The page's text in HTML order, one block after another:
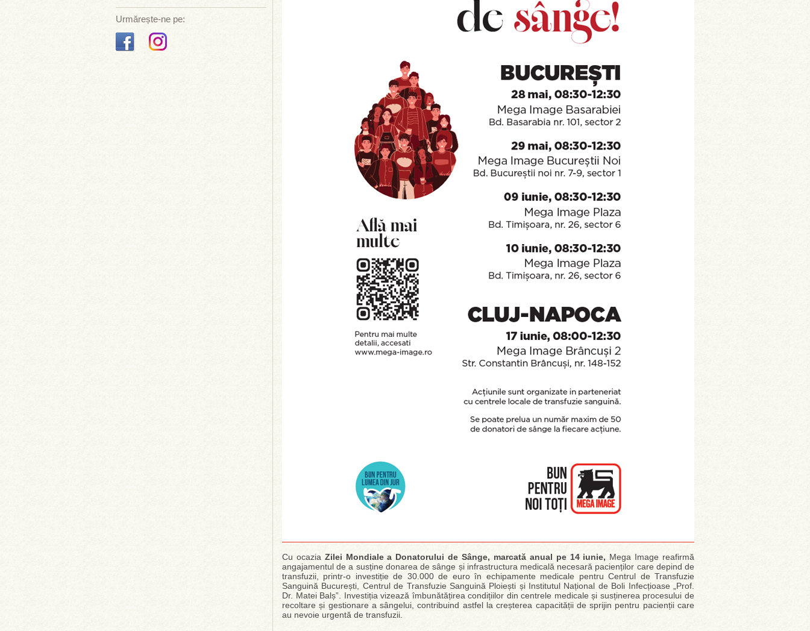
Urmărește-ne pe:
Cu ocazia Zilei Mondiale a Donatorului de Sânge, marcată anual pe 14 iunie, Mega Image reafirmă
angajamentul de a susține donarea de sânge și infrastructura medicală necesară pacienților care depind de
transfuzii, printr-o investiție de 30.000 de euro în echipamente medicale pentru Centrul de Transfuzie
Sanguină București, Centrul de Transfuzie Sanguină Ploiești și Institutul Național de Boli Infecțioase „Prof.
Dr. Matei Balș”. Investiția vizează îmbunătățirea condițiilor din centrele medicale și susținerea procesului de
recoltare și gestionare a sângelui, contribuind astfel la creșterea capacității de sprijin pentru pacienții care
au nevoie urgentă de transfuzii.